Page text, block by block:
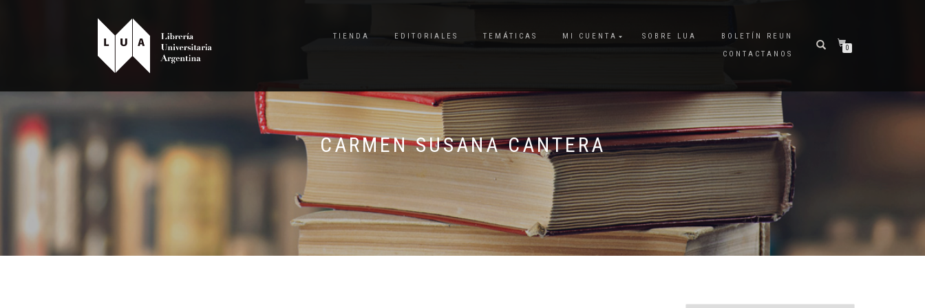
TIENDA EDITORIALES TEMÁTICAS MI CUENTA SOBRE LUA
BOLETÍN REUN
CONTACTANOS
0
CARMEN SUSANA CANTERA